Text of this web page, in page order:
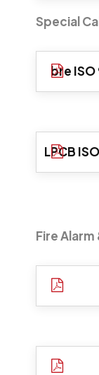
Special
bre
LPCB
Fire